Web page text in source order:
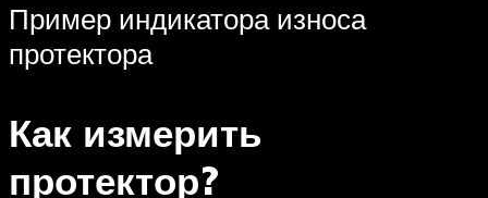
Пример индикатора износа
протектора
Как измерить
протектор?